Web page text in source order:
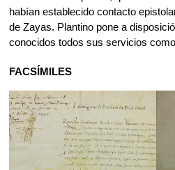
habían establecido contacto
de Zayas. Plantino pone a
conocidos todos sus servicios
FACSÍMILES